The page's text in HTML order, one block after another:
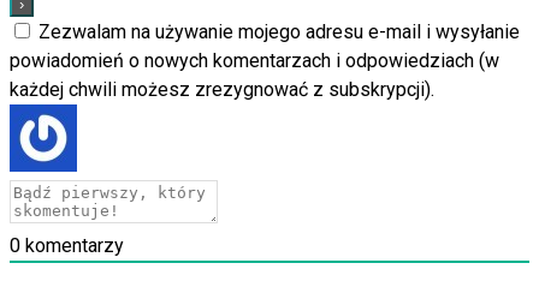
Zezwalam na używanie mojego adresu e-mail i wysyłanie
powiadomień o nowych komentarzach i odpowiedziach (w
każdej chwili możesz zrezygnować z subskrypcji).
0 komentarzy